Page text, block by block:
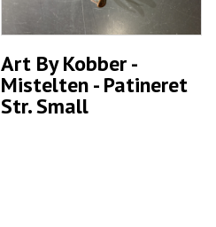
Art By Kobber -
Mistelten - Patineret
Str. Small